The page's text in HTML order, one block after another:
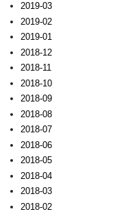
2019-03
2019-02
2019-01
2018-12
2018-11
2018-10
2018-09
2018-08
2018-07
2018-06
2018-05
2018-04
2018-03
2018-02